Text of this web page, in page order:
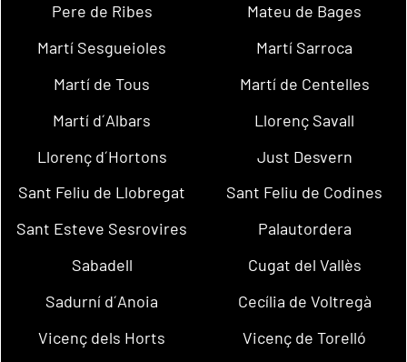
Pere de Ribes
Mateu de Bages
Martí Sesgueioles
Martí Sarroca
Martí de Tous
Martí de Centelles
Martí d´Albars
Llorenç Savall
Llorenç d´Hortons
Just Desvern
Sant Feliu de Llobregat
Sant Feliu de Codines
Sant Esteve Sesrovires
Palautordera
Sabadell
Cugat del Vallès
Sadurní d´Anoia
Cecília de Voltregà
Vicenç dels Horts
Vicenç de Torelló